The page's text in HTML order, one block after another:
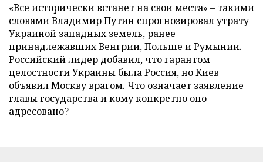
«Все исторически встанет на свои места» – такими
словами Владимир Путин спрогнозировал утрату
Украиной западных земель, ранее
принадлежавших Венгрии, Польше и Румынии.
Российский лидер добавил, что гарантом
целостности Украины была Россия, но Киев
объявил Москву врагом. Что означает заявление
главы государства и кому конкретно оно
адресовано?